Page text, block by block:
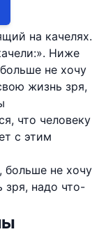
на качелях.
Ниже
не хочу
жизнь зря,
что человеку
с этим
не хочу
зря, надо что-